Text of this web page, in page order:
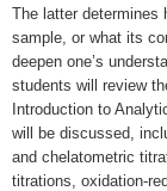
The latter determines
sample, or what its
deepen one’s
students will review
Introduction to
will be discussed,
and chelatometric
titrations, oxidation-